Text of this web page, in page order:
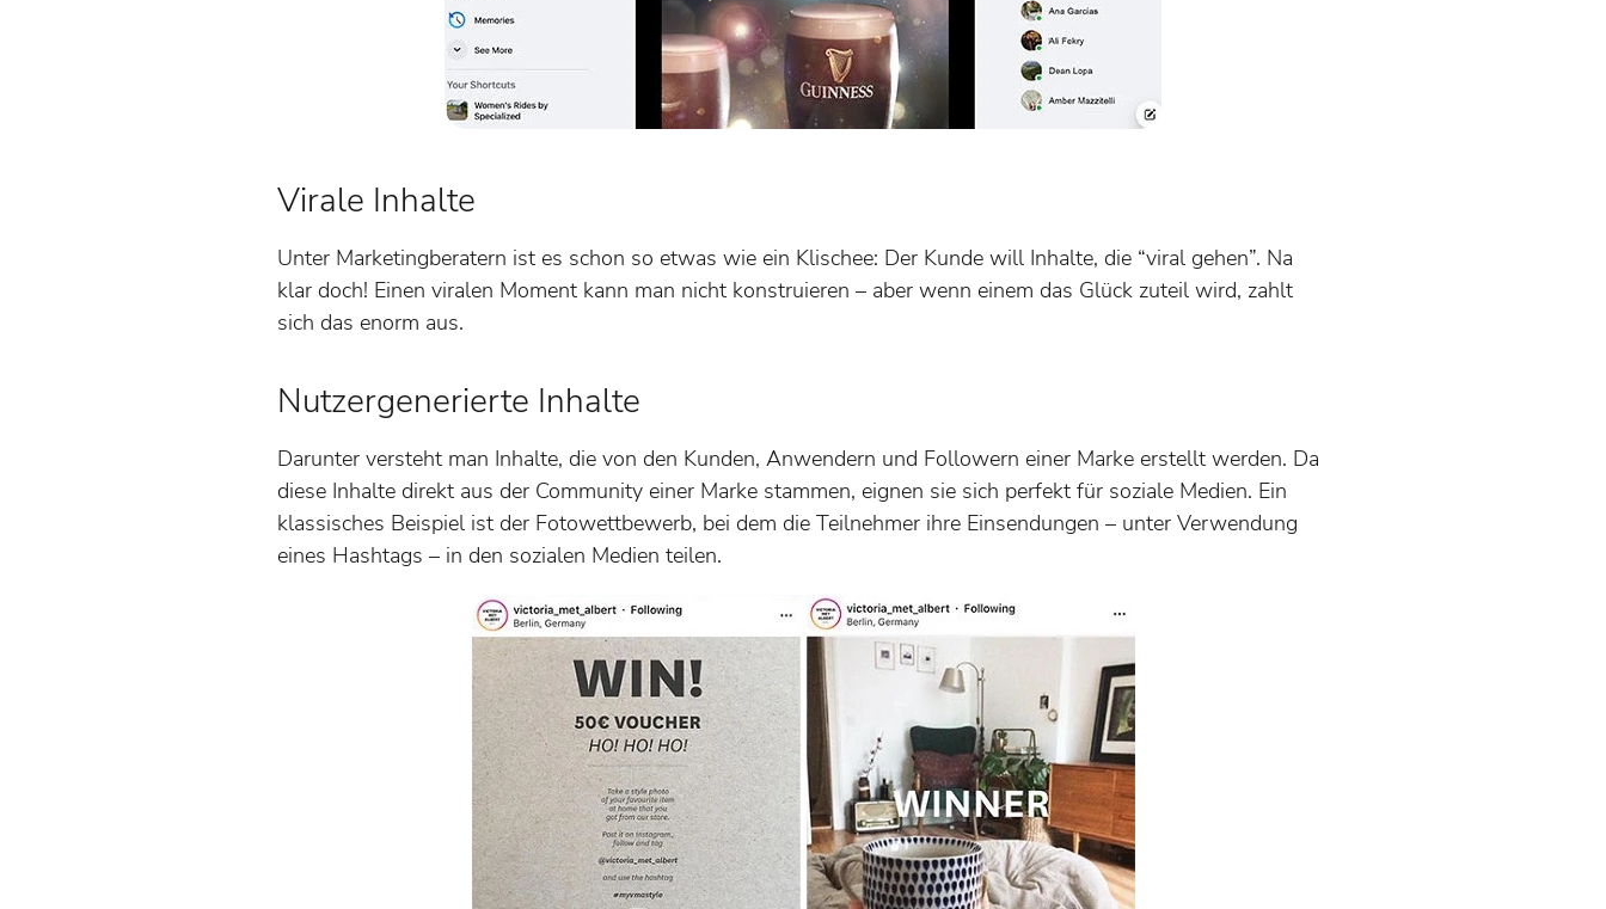
Virale Inhalte
Unter Marketingberatern ist es schon so etwas wie ein Klischee: Der Kunde will Inhalte, die “viral gehen”. Na
klar doch! Einen viralen Moment kann man nicht konstruieren – aber wenn einem das Glück zuteil wird, zahlt
sich das enorm aus.
Nutzergenerierte Inhalte
Darunter versteht man Inhalte, die von den Kunden, Anwendern und Followern einer Marke erstellt werden. Da
diese Inhalte direkt aus der Community einer Marke stammen, eignen sie sich perfekt für soziale Medien. Ein
klassisches Beispiel ist der Fotowettbewerb, bei dem die Teilnehmer ihre Einsendungen – unter Verwendung
eines Hashtags – in den sozialen Medien teilen.